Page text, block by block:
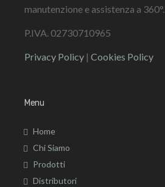
manutenzione e assistenza a 360°.
P.IVA. 02730710965
Privacy Policy | Cookies Policy
Menu
Home
Chi Siamo
Prodotti
Distributori